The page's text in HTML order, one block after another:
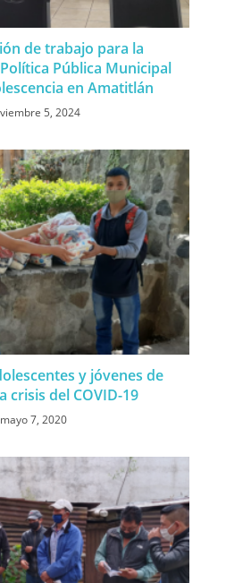
de trabajo para la
Pública Municipal
en Amatitlán
5, 2024
y jóvenes de
crisis del COVID-19
mayo 7, 2020